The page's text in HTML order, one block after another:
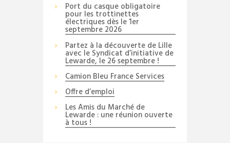
Port du casque obligatoire
pour les trottinettes
électriques dès le 1er
septembre 2026
Partez à la découverte de Lille
avec le Syndicat d’initiative de
Lewarde, le 26 septembre !
Camion Bleu France Services
Offre d’emploi
Les Amis du Marché de
Lewarde : une réunion ouverte
à tous !